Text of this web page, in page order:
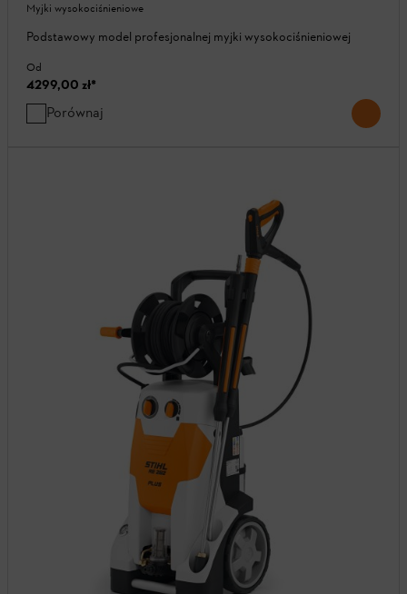
Myjki wysokociśnieniowe
Podstawowy model profesjonalnej myjki wysokociśnieniowej
Od
4299,00 zł*
Porównaj